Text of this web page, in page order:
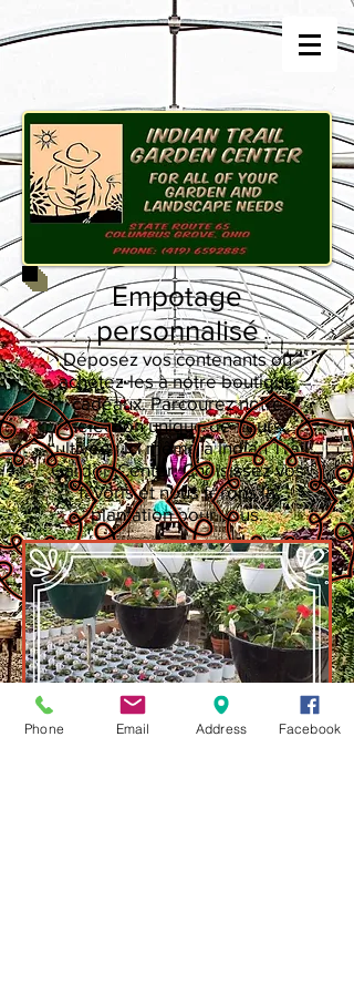
Empotage
personnalisé
Déposez vos contenants ou
achetez-les à notre boutique
cadeaux. Parcourez notre
sélection unique de fleurs,
cultivées ici même à Indian Trail
Garden Center. Choisissez vos
favoris et nous ferons la
plantation pour vous.
Phone Email Address Facebook